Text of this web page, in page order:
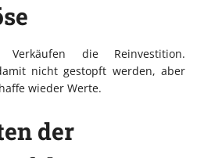
die Reinvestition.
nicht gestopft werden, aber
wieder Werte.
der